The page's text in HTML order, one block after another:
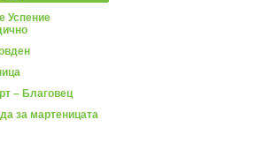
Успение
– Благовец
за мартеницата